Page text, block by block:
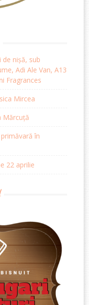
nișă, sub
Adi Ale Van, A13
Fragrances
Mircea
Mărcuță
în
22 aprilie